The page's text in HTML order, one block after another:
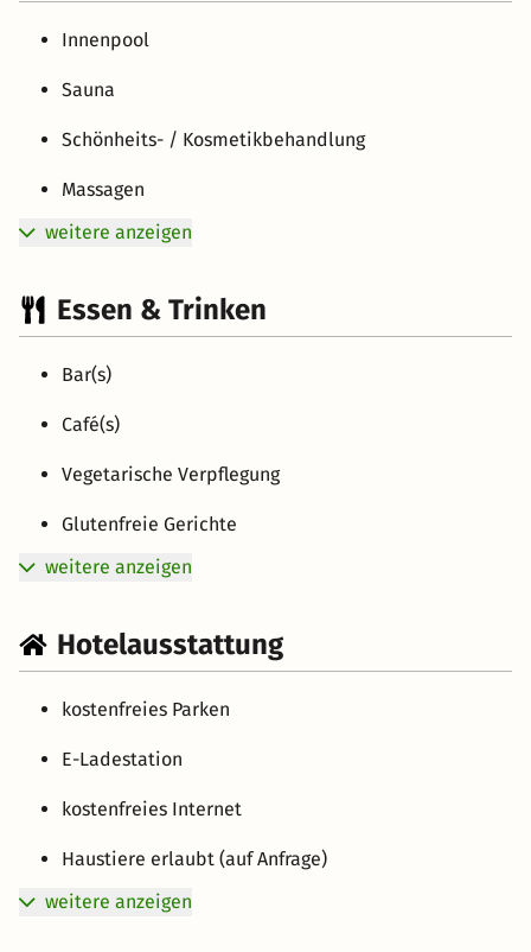
Innenpool
Sauna
Schönheits- / Kosmetikbehandlung
Massagen
weitere anzeigen
Essen & Trinken
Bar(s)
Café(s)
Vegetarische Verpflegung
Glutenfreie Gerichte
weitere anzeigen
Hotelausstattung
kostenfreies Parken
E-Ladestation
kostenfreies Internet
Haustiere erlaubt (auf Anfrage)
weitere anzeigen